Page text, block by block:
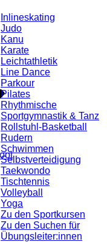
Inlineskating
Judo
Kanu
Karate
Leichtathletik
Line Dance
Parkour
Pilates
Rhythmische
Sportgymnastik & Tanz
Rollstuhl-Basketball
Rudern
Schwimmen
Selbstverteidigung
Taekwondo
Tischtennis
Volleyball
Yoga
Zu den Sportkursen
Zu den Suchen für
Übungsleiter:innen